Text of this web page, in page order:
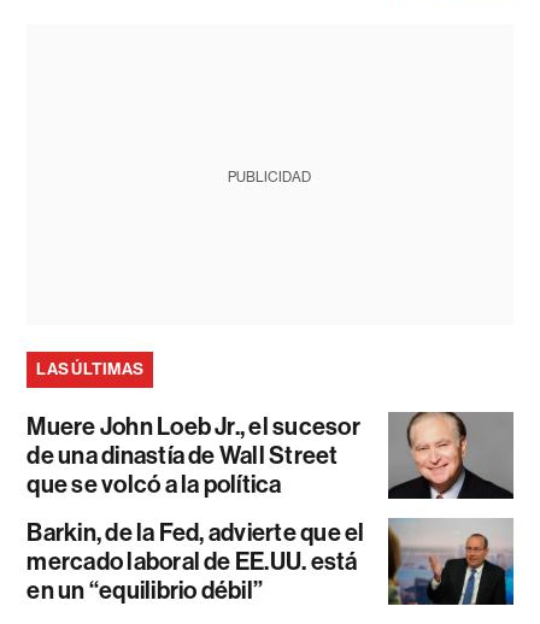
PUBLICIDAD
LAS ÚLTIMAS
Muere John Loeb Jr., el sucesor
de una dinastía de Wall Street
que se volcó a la política
Barkin, de la Fed, advierte que el
mercado laboral de EE.UU. está
en un “equilibrio débil”